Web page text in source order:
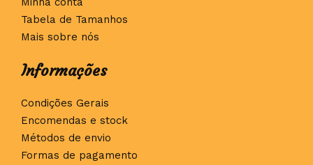
Tabela de Tamanhos
Mais sobre nós
Informações
Condições Gerais
Encomendas e stock
Métodos de envio
Formas de pagamento